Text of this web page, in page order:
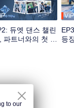
듀엣 댄스 챌린
파트너와의 첫 도
VIP
등
to our